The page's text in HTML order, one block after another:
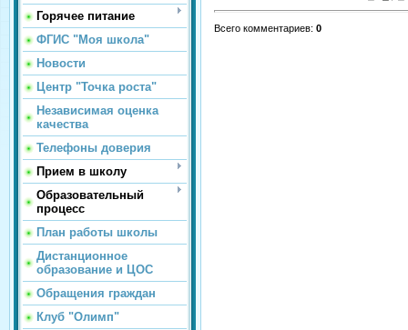
Горячее питание
ФГИС "Моя школа"
Новости
Центр "Точка роста"
Независимая оценка
качества
Телефоны доверия
Прием в школу
Образовательный
процесс
План работы школы
Дистанционное
образование и ЦОС
Обращения граждан
Клуб "Олимп"
Всего комментариев: 0